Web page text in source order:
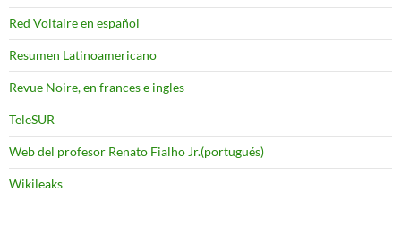
Red Voltaire en español
Resumen Latinoamericano
Revue Noire, en frances e ingles
TeleSUR
Web del profesor Renato Fialho Jr.(portugués)
Wikileaks